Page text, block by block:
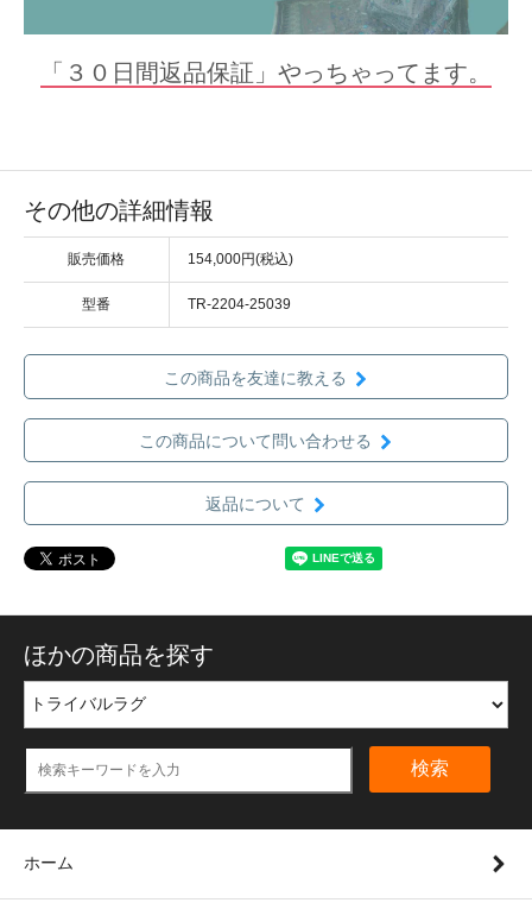
「３０日間返品保証」やっちゃってます。
その他の詳細情報
販売価格 154,000円(税込)
型番 TR-2204-25039
この商品を友達に教える
この商品について問い合わせる
返品について
ほかの商品を探す
検索
ホーム